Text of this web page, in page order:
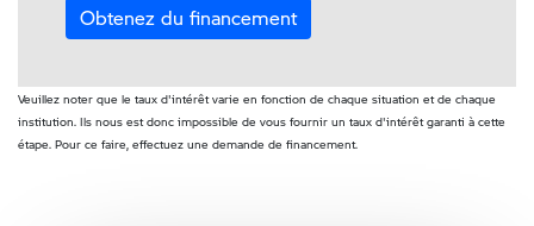
Obtenez du financement
Veuillez noter que le taux d'intérêt varie en fonction de chaque situation et de chaque
institution. Ils nous est donc impossible de vous fournir un taux d'intérêt garanti à cette
étape. Pour ce faire, effectuez une demande de financement.